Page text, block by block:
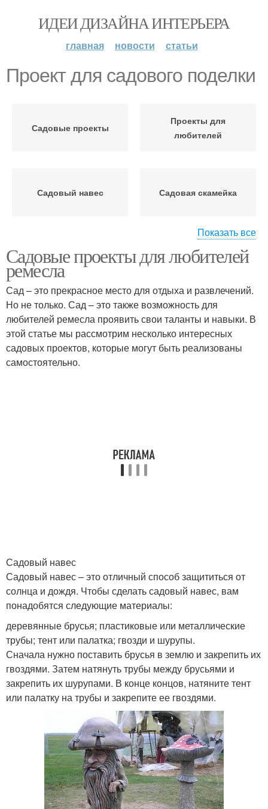
ИДЕИ ДИЗАЙНА ИНТЕРЬЕРА
главная новости статьи
Проект для садового поделки
Садовые проекты
Проекты для
любителей
Садовый навес Садовая скамейка
Садовая скульптура Садовая клумба
Садовая лампа Садовые поделки
Показать все
Садовые проекты для любителей
ремесла
Сад – это прекрасное место для отдыха и развлечений.
Но не только. Сад – это также возможность для
любителей ремесла проявить свои таланты и навыки. В
этой статье мы рассмотрим несколько интересных
садовых проектов, которые могут быть реализованы
самостоятельно.
Садовый навес
Садовый навес – это отличный способ защититься от
солнца и дождя. Чтобы сделать садовый навес, вам
понадобятся следующие материалы:
деревянные брусья; пластиковые или металлические
трубы; тент или палатка; гвозди и шурупы.
Сначала нужно поставить брусья в землю и закрепить их
гвоздями. Затем натянуть трубы между брусьями и
закрепить их шурупами. В конце концов, натяните тент
или палатку на трубы и закрепите ее гвоздями.